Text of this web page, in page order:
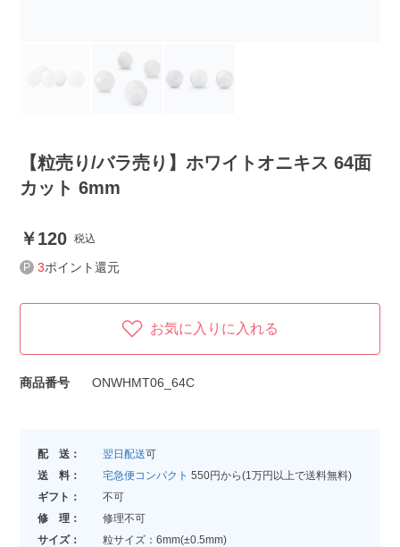
【粒売り/バラ売り】ホワイトオニキス 64面
カット 6mm
120 税込
3ポイント還元
お気に入りに入れる
商品番号 ONWHMT06_64C
配 送： 翌日配送可
送 料：
宅急便コンパクト 550円から(1万円以上で送料無料)
ギフト：
不可
修 理：
修理不可
サイズ：
粒サイズ：6mm(±0.5mm)